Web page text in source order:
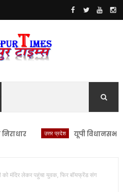
उत्तर प्रदेश यूपी विधानसभा
को मंदिर लेकर पहुंचा युवक, फिर बॉयफ्रेंड संग